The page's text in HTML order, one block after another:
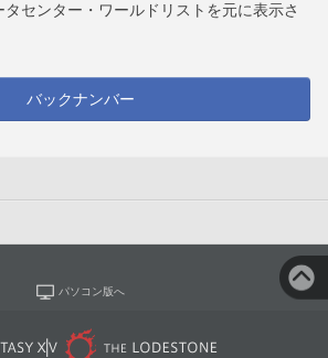
センター・ワールドリストを元に表示さ
バックナンバー
パソコン版へ